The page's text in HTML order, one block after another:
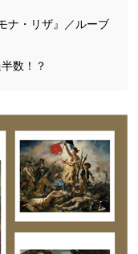
ナ・リザ』／ルーブ
数！？